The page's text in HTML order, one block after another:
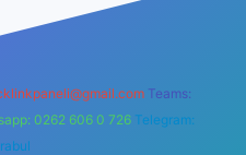
Teams:
0262 606 0 726 Telegram: